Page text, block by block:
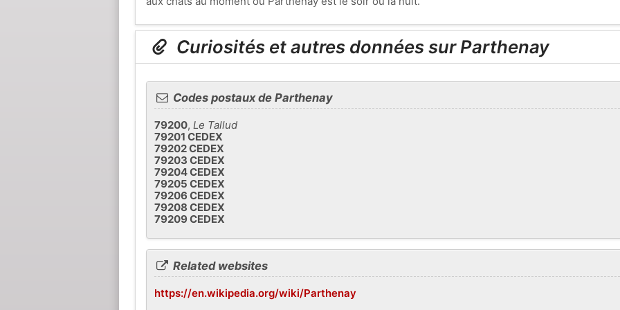
Curiosités et autres données sur Parthenay
Codes postaux de Parthenay
79200, Le Tallud
79201 CEDEX
79202 CEDEX
79203 CEDEX
79204 CEDEX
79205 CEDEX
79206 CEDEX
79208 CEDEX
79209 CEDEX
Related websites
https://en.wikipedia.org/wiki/Parthenay